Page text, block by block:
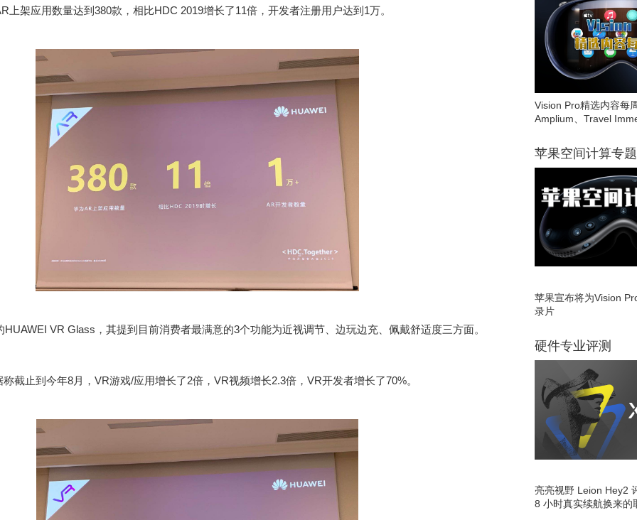
上架应用数量达到 380款，相比HDC 2019增长了11倍，开发者注册用户达到 1万。
HUAWEI VR Glass ，其提到目前消费者最满意的3个功能为近视调节、边玩边充、佩戴舒适度三方面。
称截止到今年8月， VR游戏/应用增长了2倍， VR视频增长2.3倍， VR开发者增长了70%。
Vision Pro精选内容每
Amplium、Travel
苹果空间计算专题
苹果宣布将为Vision
录片
硬件专业评测
亮亮视野 Leion Hey2
8 小时真实续航换来的